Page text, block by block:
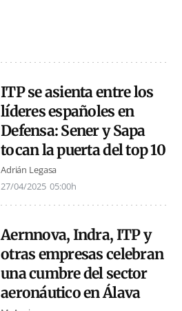
ITP se asienta entre los
líderes españoles en
Defensa: Sener y Sapa
tocan la puerta del top 10
Adrián Legasa
27/04/2025 05:00h
Aernnova, Indra, ITP y
otras empresas celebran
una cumbre del sector
aeronáutico en Álava